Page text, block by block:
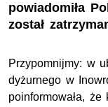
powiadomiła
został
Przypomnijmy: w
dyżurnego w
poinformowała,